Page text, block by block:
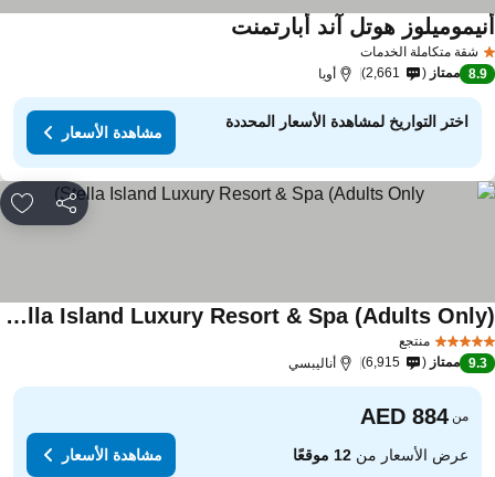
شقة متكاملة الخدمات
هوتل آند أبارتمنت
8.9 ممتاز 2,661 أويا
اختر التواريخ لمشاهدة الأسعار المحددة
مشاهدة الأسعار
مشاركة
منتجع
Stella Island Luxury Resort & Spa (Adults Only)
9.3 ممتاز 6,915 أناليبسي
من
عرض الأسعار من12 موقعًا مشاهدة الأسعار